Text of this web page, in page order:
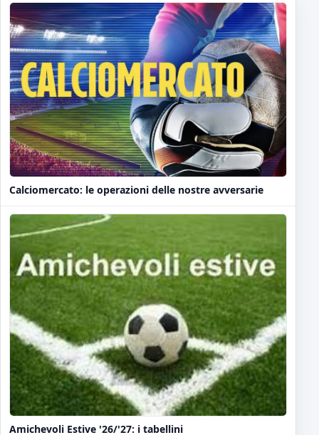
Calciomercato: le operazioni delle nostre avversarie
Amichevoli Estive '26/'27: i tabellini